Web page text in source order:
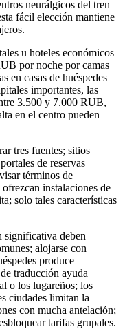
neurálgicos del tren
fácil elección mantiene
u hoteles económicos
por noche por camas
en casas de huéspedes
importantes, las
3.500 y 7.000 RUB,
en el centro pueden
tres fuentes; sitios
de reservas
términos de
instalaciones de
solo tales características
significativa deben
alojarse con
produce
traducción ayuda
o los lugareños; los
ciudades limitan la
con mucha antelación;
tarifas grupales.